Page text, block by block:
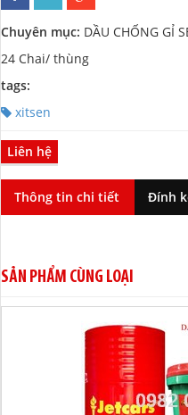
Chuyên mục: DẦU CHỐNG GỈ
24 Chai/ thùng
tags:
xitsen
Liên hệ
Thông tin chi tiết Đính
SẢN PHẨM CÙNG LOẠI